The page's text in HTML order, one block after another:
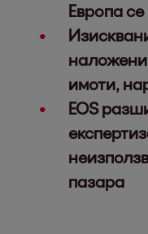
Европа
имоти,
EOS
пазара